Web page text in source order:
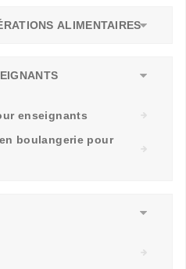
ALIMENTAIRES
enseignants
boulangerie pour